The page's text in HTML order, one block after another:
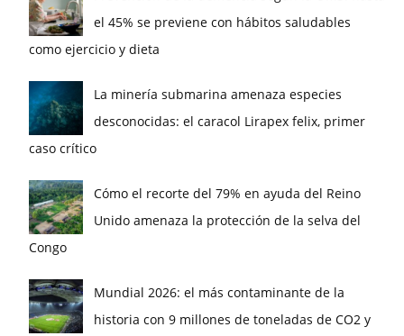
el 45% se previene con hábitos saludables
como ejercicio y dieta
La minería submarina amenaza especies
desconocidas: el caracol Lirapex felix, primer
caso crítico
Cómo el recorte del 79% en ayuda del Reino
Unido amenaza la protección de la selva del
Congo
Mundial 2026: el más contaminante de la
historia con 9 millones de toneladas de CO2 y